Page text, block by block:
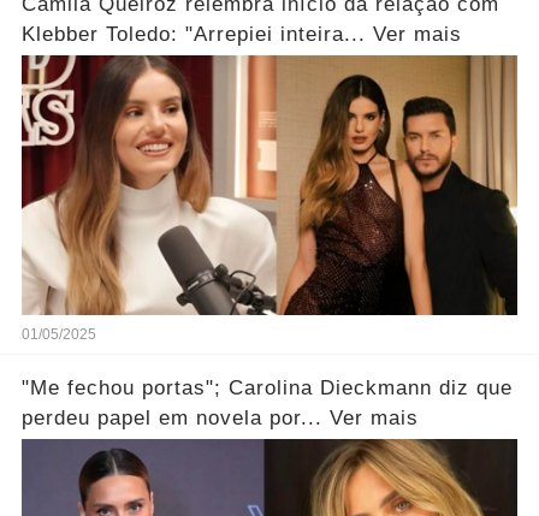
Camila Queiroz relembra início da relação com
Klebber Toledo: "Arrepiei inteira... Ver mais
01/05/2025
"Me fechou portas"; Carolina Dieckmann diz que
perdeu papel em novela por... Ver mais